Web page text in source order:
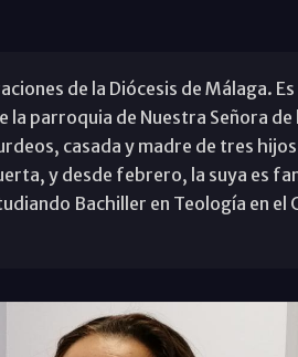
de la Diócesis de Málaga.
parroquia de Nuestra Señora de
casada y madre de tres
y desde febrero, la suya es
Bachiller en Teología en el